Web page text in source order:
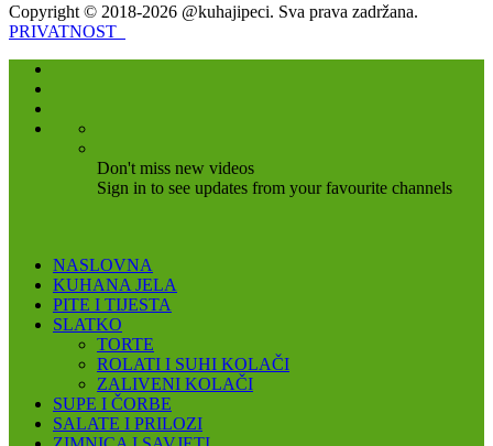
Copyright © 2018-2026 @kuhajipeci. Sva prava zadržana.
PRIVATNOST
Don't miss new videos
Sign in to see updates from your favourite channels
NASLOVNA
KUHANA JELA
PITE I TIJESTA
SLATKO
TORTE
ROLATI I SUHI KOLAČI
ZALIVENI KOLAČI
SUPE I ČORBE
SALATE I PRILOZI